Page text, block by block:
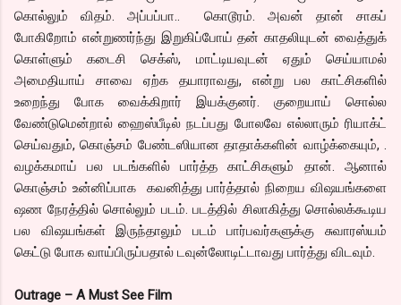
கொல்லும் விதம். அப்பப்பா.. கொடூரம். அவன் தான் சாகப்
போகிறோம் என்றுணர்ந்து இறுகிப்போய் தன் காதலியுடன் வைத்துக்
கொள்ளும் கடைசி செக்ஸ், மாட்டியவுடன் ஏதும் செய்யாமல்
அமைதியாய் சாவை ஏற்க தயாராவது, என்று பல காட்சிகளில்
உறைந்து போக வைக்கிறார் இயக்குனர். குறையாய் சொல்ல
வேண்டுமென்றால் ஹைஸ்பீடில் நடப்பது போலவே எல்லாரும் ரியாக்ட்
செய்வதும், கொஞ்சம் பேண்டஸியான தாதாக்களின் வாழ்க்கையும், .
வழக்கமாய் பல படங்களில் பார்த்த காட்சிகளும் தான். ஆனால்
கொஞ்சம் உன்னிப்பாக கவனித்து பார்த்தால் நிறைய விஷயங்களை
ஷண நேரத்தில் சொல்லும் படம். படத்தில் சிலாகித்து சொல்லக்கூடிய
பல விஷயங்கள் இருந்தாலும் படம் பார்பவர்களுக்கு சுவாரஸ்யம்
கெட்டு போக வாய்பிருப்பதால் டவுன்லோடிட்டாவது பார்த்து விடவும்.
Outrage – A Must See Film